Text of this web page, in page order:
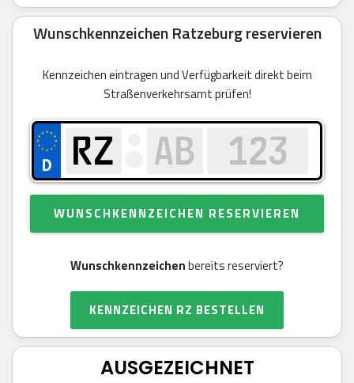
Wunschkennzeichen Ratzeburg reservieren
Kennzeichen eintragen und Verfügbarkeit direkt beim
Straßenverkehrsamt prüfen!
WUNSCHKENNZEICHEN RESERVIEREN
Wunschkennzeichenbereits reserviert?
KENNZEICHEN RZ BESTELLEN
AUSGEZEICHNET